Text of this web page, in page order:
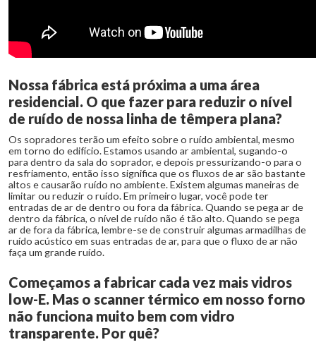
Nossa fábrica está próxima a uma área
residencial. O que fazer para reduzir o nível
de ruído de nossa linha de têmpera plana?
Os sopradores terão um efeito sobre o ruído ambiental, mesmo
em torno do edifício. Estamos usando ar ambiental, sugando-o
para dentro da sala do soprador, e depois pressurizando-o para o
resfriamento, então isso significa que os fluxos de ar são bastante
altos e causarão ruído no ambiente. Existem algumas maneiras de
limitar ou reduzir o ruído. Em primeiro lugar, você pode ter
entradas de ar de dentro ou fora da fábrica. Quando se pega ar de
dentro da fábrica, o nível de ruído não é tão alto. Quando se pega
ar de fora da fábrica, lembre-se de construir algumas armadilhas de
ruído acústico em suas entradas de ar, para que o fluxo de ar não
faça um grande ruído.
Começamos a fabricar cada vez mais vidros
low-E. Mas o scanner térmico em nosso forno
não funciona muito bem com vidro
transparente. Por quê?